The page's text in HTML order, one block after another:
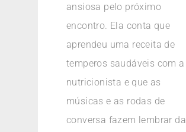
ansiosa pelo próximo
encontro. Ela conta que
aprendeu uma receita de
temperos saudáveis com a
nutricionista e que as
músicas e as rodas de
conversa fazem lembrar da